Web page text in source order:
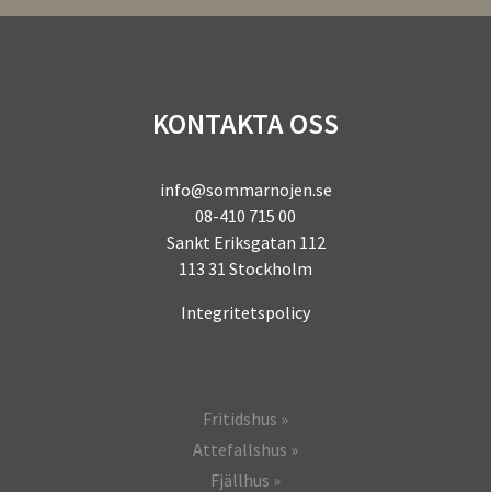
KONTAKTA OSS
info@sommarnojen.se
08-410 715 00
Sankt Eriksgatan 112
113 31 Stockholm
Integritetspolicy
Fritidshus
Attefallshus
Fjällhus